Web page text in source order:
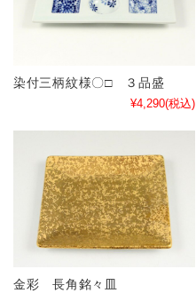
染付三柄紋様〇□ ３品盛
¥4,290(税込)
金彩 長角銘々皿